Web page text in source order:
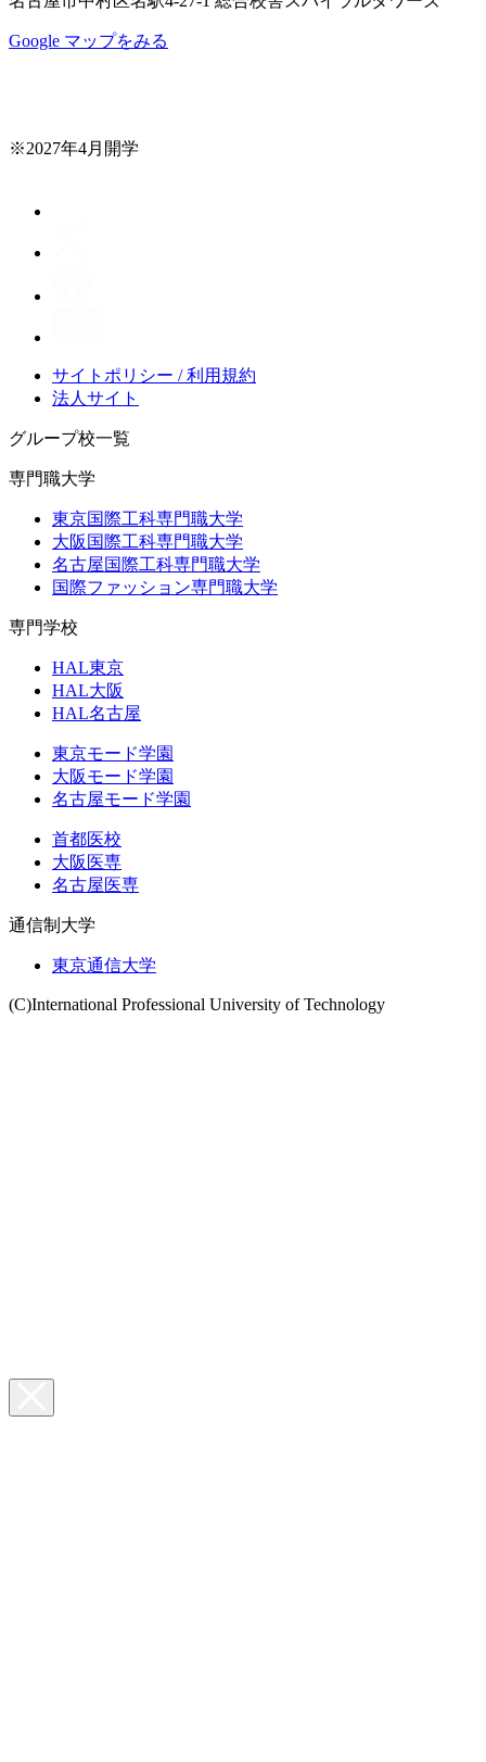
Google マップをみる
※2027年4月開学
サイトポリシー / 利用規約
法人サイト
グループ校一覧
専門職大学
東京国際工科専門職大学
大阪国際工科専門職大学
名古屋国際工科専門職大学
国際ファッション専門職大学
専門学校
HAL東京
HAL大阪
HAL名古屋
東京モード学園
大阪モード学園
名古屋モード学園
首都医校
大阪医専
名古屋医専
通信制大学
東京通信大学
(C)International Professional University of Technology